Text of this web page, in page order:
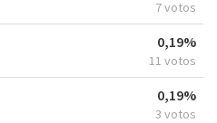
7 votos
0,19%
11 votos
0,19%
3 votos